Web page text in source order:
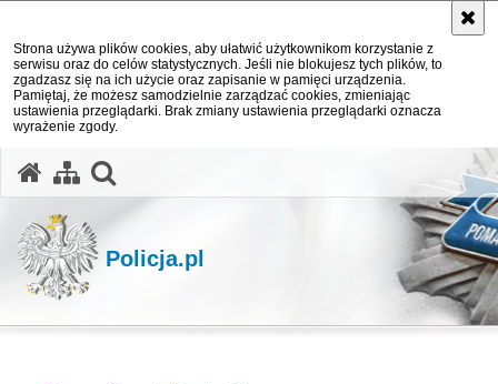
Strona używa plików cookies, aby ułatwić użytkownikom korzystanie z
serwisu oraz do celów statystycznych. Jeśli nie blokujesz tych plików, to
zgadzasz się na ich użycie oraz zapisanie w pamięci urządzenia.
Pamiętaj, że możesz samodzielnie zarządzać cookies, zmieniając
ustawienia przeglądarki. Brak zmiany ustawienia przeglądarki oznacza
wyrażenie zgody.
Policja.pl